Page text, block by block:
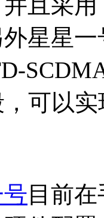
且采
星星
可以
目前